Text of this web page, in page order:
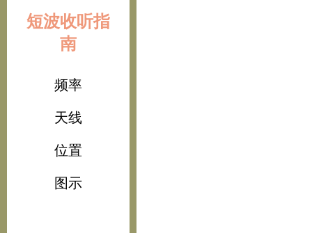
短波收听指
南
频率
天线
位置
图示